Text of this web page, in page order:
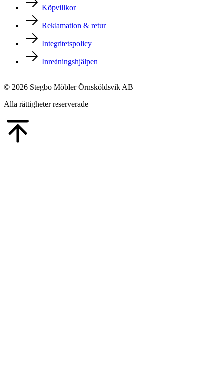
Köpvillkor
Reklamation & retur
Integritetspolicy
Inredningshjälpen
© 2026 Stegbo Möbler Örnsköldsvik AB
Alla rättigheter reserverade